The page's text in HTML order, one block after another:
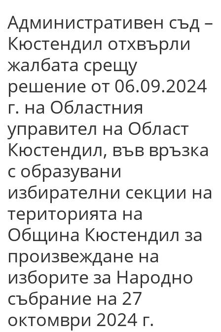
Административен съд –
Кюстендил отхвърли
жалбата срещу
решение от 06.09.2024
г. на Областния
управител на Област
Кюстендил, във връзка
с образувани
избирателни секции на
територията на
Община Кюстендил за
произвеждане на
изборите за Народно
събрание на 27
октомври 2024 г.